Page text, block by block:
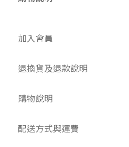
加入會員
退換貨及退款說明
購物說明
配送方式與運費